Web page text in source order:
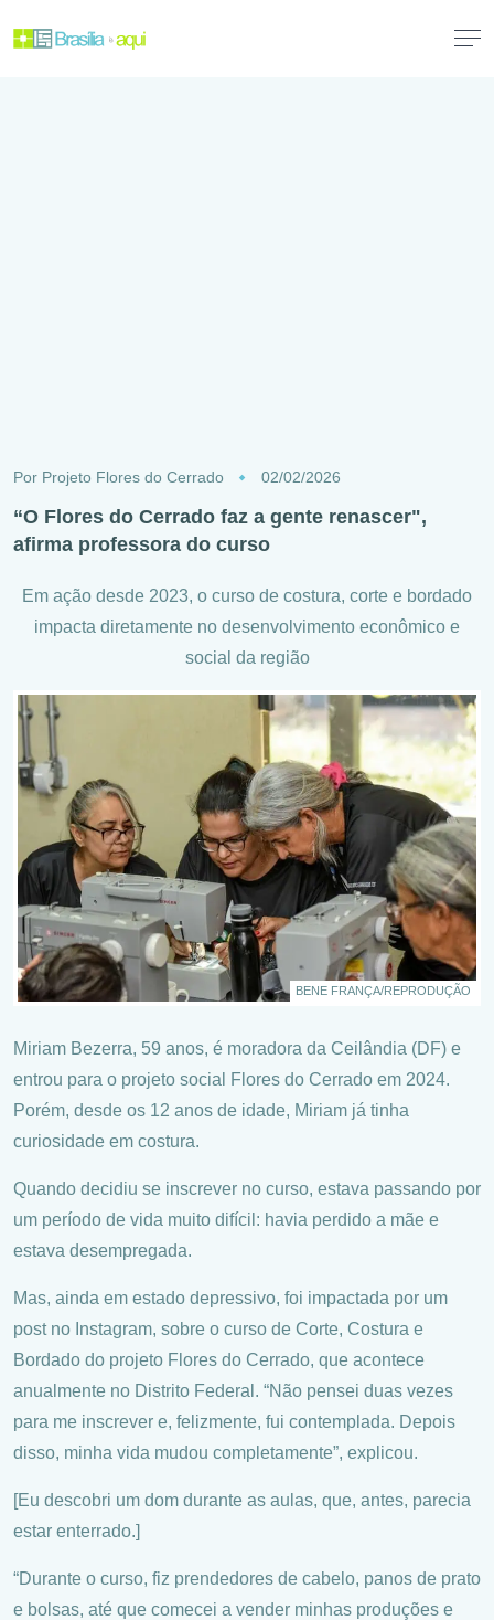
Por Projeto Flores do Cerrado 02/02/2026
“O Flores do Cerrado faz a gente renascer",
afirma professora do curso
Em ação desde 2023, o curso de costura, corte e bordado
impacta diretamente no desenvolvimento econômico e
social da região
BENE FRANÇA/REPRODUÇÃO
Miriam Bezerra, 59 anos, é moradora da Ceilândia (DF) e
entrou para o projeto social Flores do Cerrado em 2024.
Porém, desde os 12 anos de idade, Miriam já tinha
curiosidade em costura.
Quando decidiu se inscrever no curso, estava passando por
um período de vida muito difícil: havia perdido a mãe e
estava desempregada.
Mas, ainda em estado depressivo, foi impactada por um
post no Instagram, sobre o curso de Corte, Costura e
Bordado do projeto Flores do Cerrado, que acontece
anualmente no Distrito Federal. “Não pensei duas vezes
para me inscrever e, felizmente, fui contemplada. Depois
disso, minha vida mudou completamente”, explicou.
[Eu descobri um dom durante as aulas, que, antes, parecia
estar enterrado.]
“Durante o curso, fiz prendedores de cabelo, panos de prato
e bolsas, até que comecei a vender minhas produções e